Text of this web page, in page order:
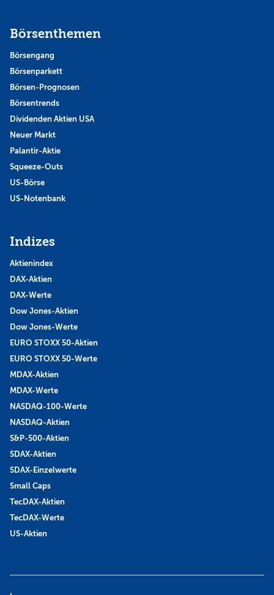
Börsenthemen
Börsengang
Börsenparkett
Börsen-Prognosen
Börsentrends
Dividenden Aktien USA
Neuer Markt
Palantir-Aktie
Squeeze-Outs
US-Börse
US-Notenbank
Indizes
Aktienindex
DAX-Aktien
DAX-Werte
Dow Jones-Aktien
Dow Jones-Werte
EURO STOXX 50-Aktien
EURO STOXX 50-Werte
MDAX-Aktien
MDAX-Werte
NASDAQ-100-Werte
NASDAQ-Aktien
S&P-500-Aktien
SDAX-Aktien
SDAX-Einzelwerte
Small Caps
TecDAX-Aktien
TecDAX-Werte
US-Aktien